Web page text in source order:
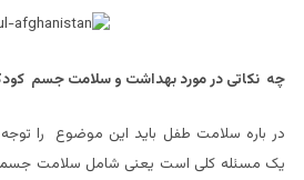
چه نکاتی در مورد بهداشت و سلامت جسم
در باره سلامت طفل باید این موضوع را
یک مسئله کلی است یعنی شامل سلامت